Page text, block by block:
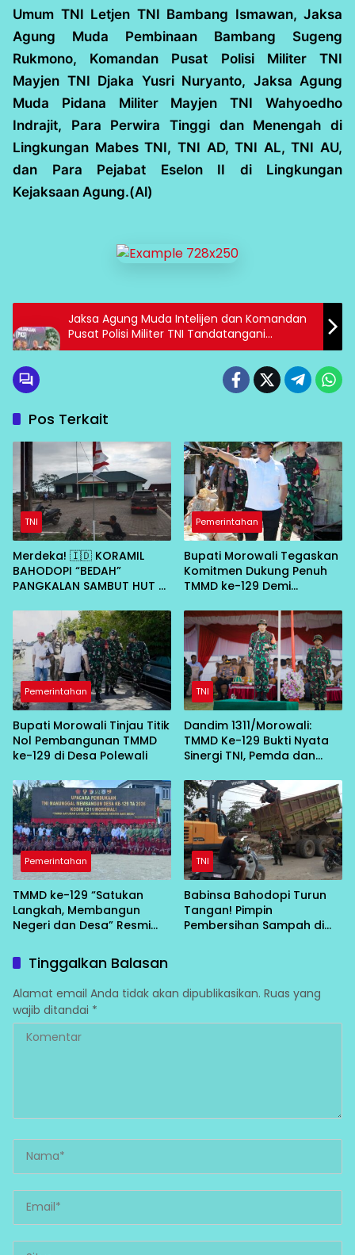
Umum TNI Letjen TNI Bambang Ismawan, Jaksa
Agung Muda Pembinaan Bambang Sugeng
Rukmono, Komandan Pusat Polisi Militer TNI
Mayjen TNI Djaka Yusri Nuryanto, Jaksa Agung
Muda Pidana Militer Mayjen TNI Wahyoedho
Indrajit, Para Perwira Tinggi dan Menengah di
Lingkungan Mabes TNI, TNI AD, TNI AL, TNI AU,
dan Para Pejabat Eselon II di Lingkungan
Kejaksaan Agung.(Al)
Jaksa Agung Muda Intelijen dan Komandan
Pusat Polisi Militer TNI Tandatangani
Perjanjian Kerja Sama
Pos Terkait
TNI
Merdeka! 🇮🇩 KORAMIL
BAHODOPI “BEDAH”
PANGKALAN SAMBUT HUT RI
Pemerintahan
Bupati Morowali Tegaskan
Komitmen Dukung Penuh
TMMD ke-129 Demi
Desa
Pemerintahan
Bupati Morowali Tinjau Titik
Nol Pembangunan TMMD
ke-129 di Desa Polewali
TNI
Dandim 1311/Morowali:
TMMD Ke-129 Bukti Nyata
Sinergi TNI, Pemda dan
dari Desa
Pemerintahan
TMMD ke-129 “Satukan
Langkah, Membangun
Negeri dan Desa” Resmi
TNI
Babinsa Bahodopi Turun
Tangan! Pimpin
Pembersihan Sampah di
Tinggalkan Balasan
Alamat email Anda tidak akan dipublikasikan. Ruas yang
wajib ditandai *